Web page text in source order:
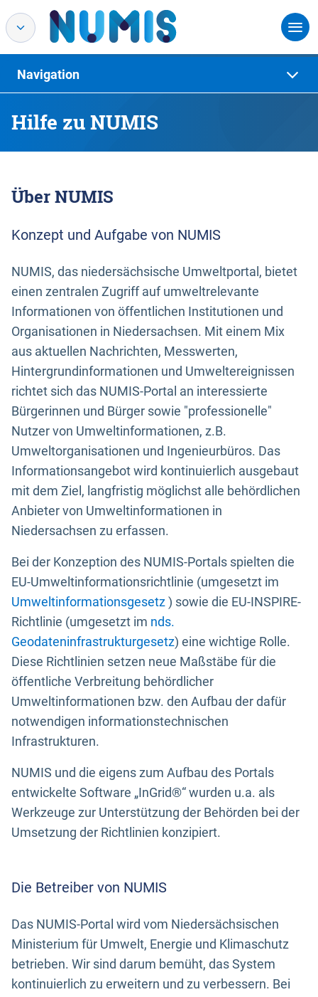
Hilfe zu NUMIS
Navigation
Über NUMIS
Konzept und Aufgabe von NUMIS
NUMIS, das niedersächsische Umweltportal, bietet
einen zentralen Zugriff auf umweltrelevante
Informationen von öffentlichen Institutionen und
Organisationen in Niedersachsen. Mit einem Mix
aus aktuellen Nachrichten, Messwerten,
Hintergrundinformationen und Umweltereignissen
richtet sich das NUMIS-Portal an interessierte
Bürgerinnen und Bürger sowie "professionelle"
Nutzer von Umweltinformationen, z.B.
Umweltorganisationen und Ingenieurbüros. Das
Informationsangebot wird kontinuierlich ausgebaut
mit dem Ziel, langfristig möglichst alle behördlichen
Anbieter von Umweltinformationen in
Niedersachsen zu erfassen.
Bei der Konzeption des NUMIS-Portals spielten die
EU-Umweltinformationsrichtlinie (umgesetzt im
Umweltinformationsgesetz) sowie die EU-INSPIRE-
Richtlinie (umgesetzt im nds.
Geodateninfrastrukturgesetz) eine wichtige Rolle.
Diese Richtlinien setzen neue Maßstäbe für die
öffentliche Verbreitung behördlicher
Umweltinformationen bzw. den Aufbau der dafür
notwendigen informationstechnischen
Infrastrukturen.
NUMIS und die eigens zum Aufbau des Portals
entwickelte Software „InGrid®“ wurden u.a. als
Werkzeuge zur Unterstützung der Behörden bei der
Umsetzung der Richtlinien konzipiert.
Die Betreiber von NUMIS
Das NUMIS-Portal wird vom Niedersächsischen
Ministerium für Umwelt, Energie und Klimaschutz
betrieben. Wir sind darum bemüht, das System
kontinuierlich zu erweitern und zu verbessern. Bei